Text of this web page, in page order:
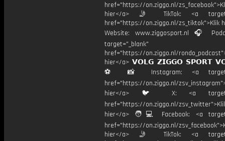
href="https://on.ziggo.nl/
hier</a> 🤳 TikTok: <a
href="https://on.ziggo.nl/zs_tiktok">Klik
Website: www.ziggosport.nl 🎧
target="_blank"
href="https://on.ziggo.nl/
hier</a> 𝗩𝗢𝗟𝗚 𝗭𝗜𝗚𝗚𝗢 𝗦𝗣𝗢𝗥𝗧
⚽️ 📸 Instagram: <a
href="https://on.ziggo.nl/
hier</a> 🐦 X: <a
href="https://on.ziggo.nl/
hier</a> 🧑💻 Facebook: <a
href="https://on.ziggo.nl/
hier</a> 🤳 TikTok: <a